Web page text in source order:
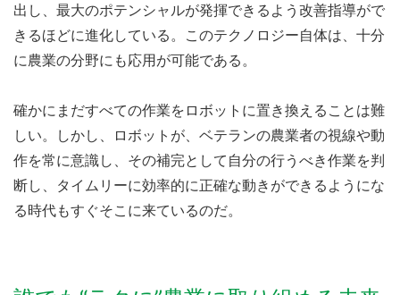
出し、最大のポテンシャルが発揮できるよう改善指導がで
きるほどに進化している。このテクノロジー自体は、十分
に農業の分野にも応用が可能である。
確かにまだすべての作業をロボットに置き換えることは難
しい。しかし、ロボットが、ベテランの農業者の視線や動
作を常に意識し、その補完として自分の行うべき作業を判
断し、タイムリーに効率的に正確な動きができるようにな
る時代もすぐそこに来ているのだ。